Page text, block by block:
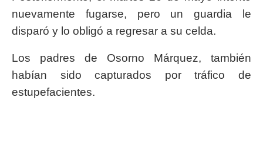
nuevamente fugarse, pero un guardia le
disparó y lo obligó a regresar a su celda.
Los padres de Osorno Márquez, también
habían sido capturados por tráfico de
estupefacientes.